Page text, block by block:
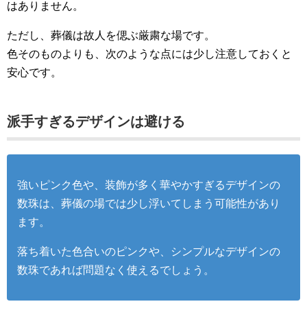
はありません。
ただし、葬儀は故人を偲ぶ厳粛な場です。
色そのものよりも、次のような点には少し注意しておくと
安心です。
派手すぎるデザインは避ける
強いピンク色や、装飾が多く華やかすぎるデザインの
数珠は、葬儀の場では少し浮いてしまう可能性があり
ます。
落ち着いた色合いのピンクや、シンプルなデザインの
数珠であれば問題なく使えるでしょう。